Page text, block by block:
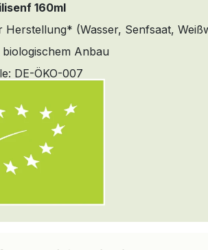
160ml
Herstellung* (Wasser, Senfsaat,
Anbau
DE-ÖKO-007